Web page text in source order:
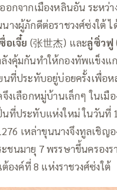
กจากเมืองหลินอัน ระหว่า
างผู้ภักดีต่อราชวงศ์ซ่งใต้ ไ
อเจี๋ย (张世杰) และลู่ซิ่วฟู
ลังคุ้มกันทำให้กองทัพแข็งแ
นที่ประทับอยู่บ่อยครั้งเพื่อ
งเลือกหมู่บ้านเล็กๆ ในเมือ
ที่ประทับแห่งใหม่ ในวันที่
เหล่าขุนนางจึงทูลเชิญอ
นมายุ 7 พรรษาขึ้นครองร
องค์ที่ 8 แห่งราชวงศ์ซ่งใต้